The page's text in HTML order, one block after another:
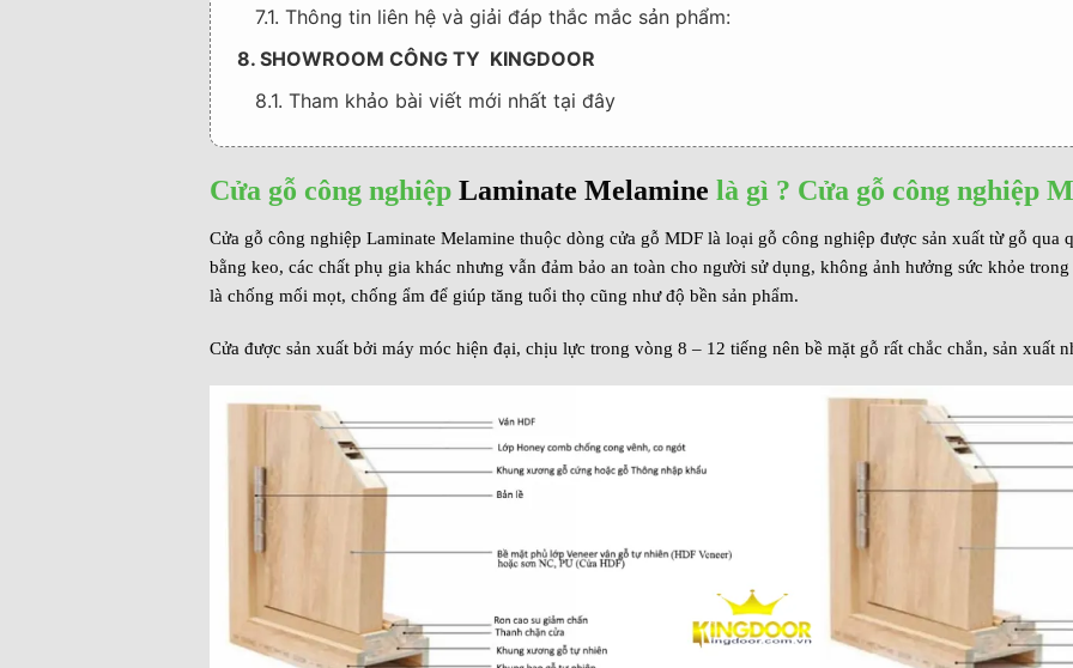
7.1. Thông tin liên hệ và giải đáp thắc mắc sản phẩm:
8. SHOWROOM CÔNG TY KINGDOOR
8.1. Tham khảo bài viết mới nhất tại đây
Cửa gỗ công nghiệp Laminate Melamine là gì ? Cửa gỗ công nghiệp
Cửa gỗ công nghiệp Laminate Melamine thuộc dòng cửa gỗ MDF là loại gỗ công nghiệp được sản xuất từ gỗ qua
bằng keo, các chất phụ gia khác nhưng vẫn đảm bảo an toàn cho người sử dụng, không ảnh hưởng sức khỏe
là chống mối mọt, chống ẩm để giúp tăng tuổi thọ cũng như độ bền sản phẩm.
Cửa được sản xuất bởi máy móc hiện đại, chịu lực trong vòng 8 – 12 tiếng nên bề mặt gỗ rất chắc chắn, sản xuất